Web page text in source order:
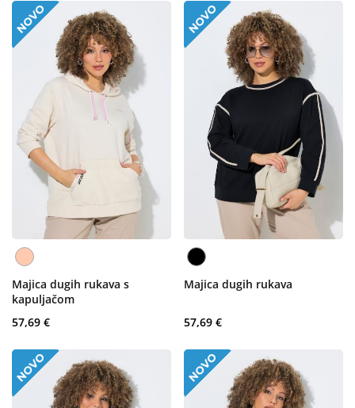
Majica dugih rukava s
kapuljačom
57,69 €
Majica dugih rukava
57,69 €